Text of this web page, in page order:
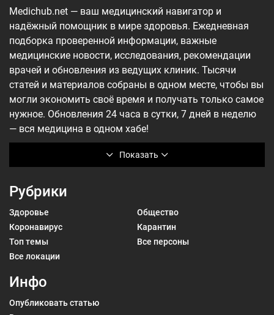
Показать
Medichub.net — ваш медицинский навигатор и
надёжный помощник в мире здоровья. Ежедневная
подборка проверенной информации, важные
медицинские новости, исследования, рекомендации
врачей и обновления из ведущих клиник. Тысячи
статей и материалов собраны в одном месте, чтобы вы
могли экономить своё время и получать только самое
нужное. Обновления 24 часа в сутки, 7 дней в неделю
— вся медицина в одном хабе!
Рубрики
Здоровье
Общество
Коронавирус
Карантин
Топ темы
Все персоны
Все локации
Инфо
Опубликовать статью